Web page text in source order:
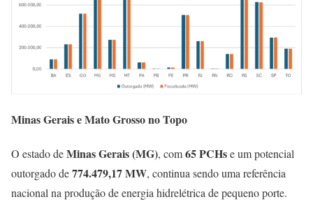
Minas Gerais e Mato Grosso no Topo
O estado deMinas Gerais (MG), com65 PCHse um potencial
outorgado de774.479,17 MW, continua sendo uma referência
nacional na produção de energia hidrelétrica de pequeno porte.